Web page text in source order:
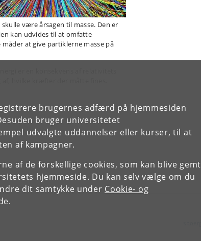
brugernes adfærd på hjemmesiden
bruger universitetet
udvalgte uddannelser eller kurser, til at
af kampagner.
af de forskellige cookies, som kan blive gemt
hjemmeside. Du kan selv vælge om du
dit samtykke under Cookie- og
være årsagen til masse. Den er
kan udvides til at omfatte
at give partiklerne masse på
hvilke kræfter der måtte fines.